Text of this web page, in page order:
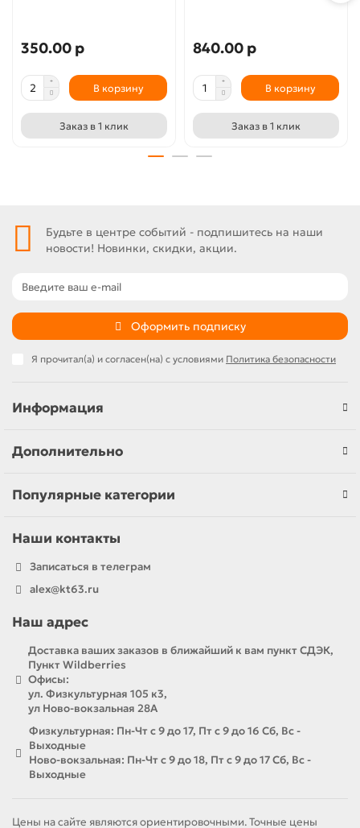
350.00 р
В корзину
Заказ в 1 клик
840.00 р
В корзину
Заказ в 1 клик
Будьте в центре событий - подпишитесь на наши
новости! Новинки, скидки, акции.
Оформить подписку
Я прочитал(а) и согласен(на) с условиями Политика безопасности
Информация
Дополнительно
Популярные категории
Наши контакты
Записаться в телеграм
alex@kt63.ru
Наш адрес
Доставка ваших заказов в ближайший к вам пункт СДЭК,
Пункт Wildberries
Офисы:
ул. Физкультурная 105 к3,
ул Ново-вокзальная 28А
Физкультурная: Пн-Чт с 9 до 17, Пт с 9 до 16 Сб, Вс -
Выходные
Ново-вокзальная: Пн-Чт с 9 до 18, Пт с 9 до 17 Сб, Вс -
Выходные
Цены на сайте являются ориентировочными. Точные цены